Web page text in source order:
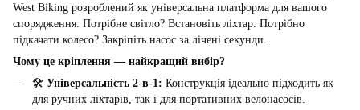
West Biking розроблений як універсальна платформа для вашого
спорядження. Потрібне світло? Встановіть ліхтар. Потрібно
підкачати колесо? Закріпіть насос за лічені секунди.
Чому це кріплення — найкращий вибір?
🛠 Універсальність 2-в-1: Конструкція ідеально підходить як
для ручних ліхтарів, так і для портативних велонасосів.